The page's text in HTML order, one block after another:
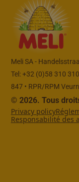
Meli SA -
Tel: +32 (0)58 310
847 • RPR/RPM
© 2026. Tous
Privacy policy
Responsabilité des